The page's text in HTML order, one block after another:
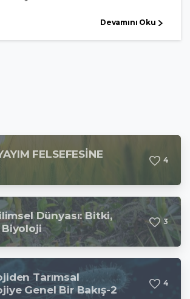
Devamını Oku
FELSEFESİNE
4
Dünyası: Bitki,
3
Tarımsal
Genel Bir Bakış-2
4